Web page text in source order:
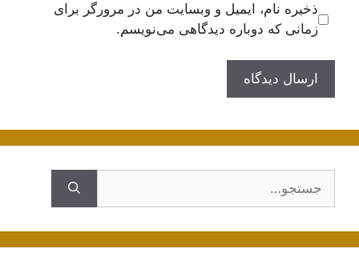
ذخیره نام، ایمیل و وبسایت من در مرورگر برای
زمانی که دوباره دیدگاهی می‌نویسم.